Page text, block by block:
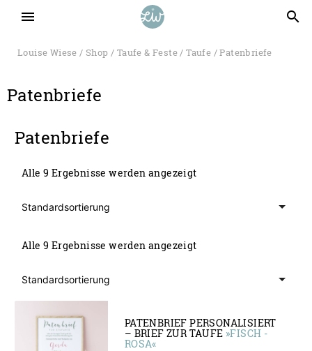
menu search
Louise Wiese / Shop / Taufe & Feste /Taufe / Patenbriefe
Patenbriefe
Patenbriefe
Alle 9 Ergebnisse werden angezeigt
Alle 9 Ergebnisse werden angezeigt
PATENBRIEF PERSONALISIERT
– BRIEF ZUR TAUFE »FISCH -
ROSA«